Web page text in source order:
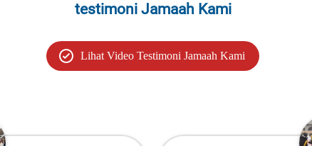
testimoni Jamaah Kami
` Lihat Video Testimoni Jamaah Kami